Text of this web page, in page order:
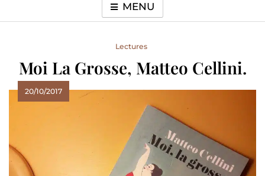
MENU
Lectures
Moi La Grosse, Matteo Cellini.
20/10/2017